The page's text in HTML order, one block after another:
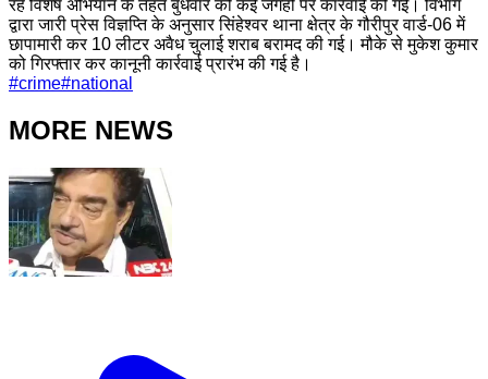
रहे विशेष अभियान के तहत बुधवार को कई जगहों पर कार्रवाई की गई। विभाग
द्वारा जारी प्रेस विज्ञप्ति के अनुसार सिंहेश्वर थाना क्षेत्र के गौरीपुर वार्ड-06 में
छापामारी कर 10 लीटर अवैध चुलाई शराब बरामद की गई। मौके से मुकेश कुमार
को गिरफ्तार कर कानूनी कार्रवाई प्रारंभ की गई है।
#crime#national
MORE NEWS